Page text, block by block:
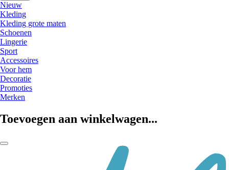
Nieuw
Kleding
Kleding grote maten
Schoenen
Lingerie
Sport
Accessoires
Voor hem
Decoratie
Promoties
Merken
Toevoegen aan winkelwagen...